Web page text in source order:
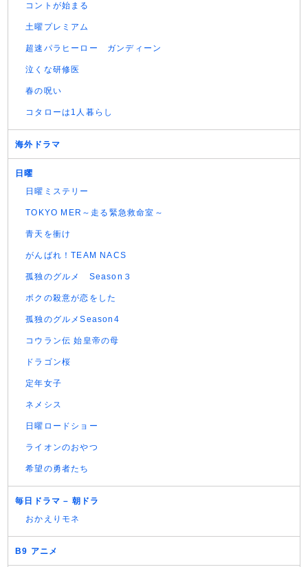
コントが始まる
土曜プレミアム
超速パラヒーロー ガンディーン
泣くな研修医
春の呪い
コタローは1人暮らし
海外ドラマ
日曜
日曜ミステリー
TOKYO MER～走る緊急救命室～
青天を衝け
がんばれ！TEAM NACS
孤独のグルメ Season３
ボクの殺意が恋をした
孤独のグルメSeason4
コウラン伝 始皇帝の母
ドラゴン桜
定年女子
ネメシス
日曜ロードショー
ライオンのおやつ
希望の勇者たち
毎日ドラマ – 朝ドラ
おかえりモネ
B9 アニメ